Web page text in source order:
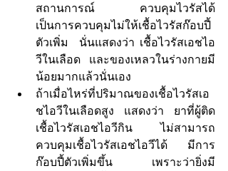
สถานการณ์ ควบคุมไวรัสได้
เป็นการควบคุมไม่ให้เชื้อไวรัสก๊อบปี้
ตัวเพิ่ม  นั่นแสดงว่า เชื้อไวรัสเอชไอ
วีในเลือด และของเหลวในร่างกายมี
น้อยมากแล้วนั่นเอง
ถ้าเมื่อไหร่ที่ปริมาณของเชื้อไวรัสเอ
ชไอวีในเลือดสูง แสดงว่า ยาที่ผู้ติด
เชื้อไวรัสเอชไอวีกิน ไม่สามารถ
ควบคุมเชื้อไวรัสเอชไอวีได้ มีการ
ก๊อบปี้ตัวเพิ่มขึ้น เพราะว่ายิ่งมี